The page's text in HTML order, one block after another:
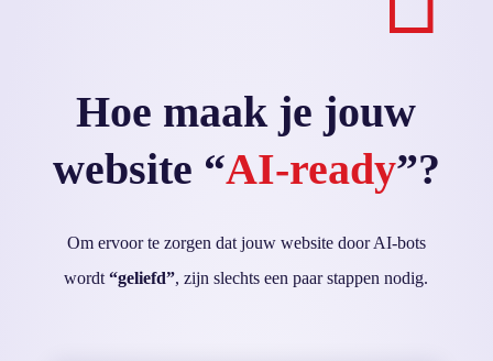
Hoe maak je jouw
website “AI-ready”?
Om ervoor te zorgen dat jouw website door AI-bots
wordt“geliefd”, zijn slechts een paar stappen nodig.